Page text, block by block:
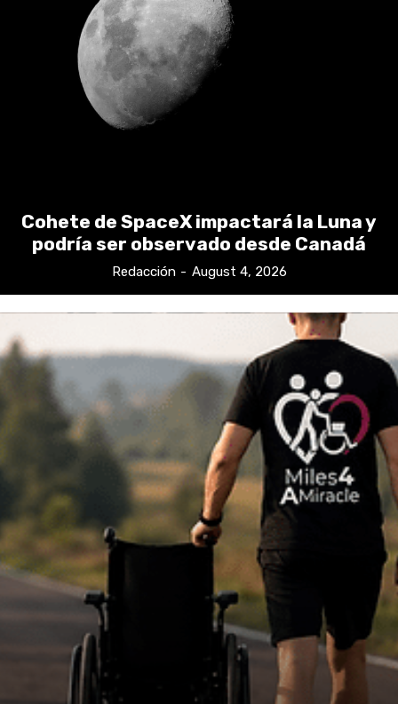
Cohete de SpaceX impactará la Luna y
podría ser observado desde Canadá
Redacción - August 4, 2026